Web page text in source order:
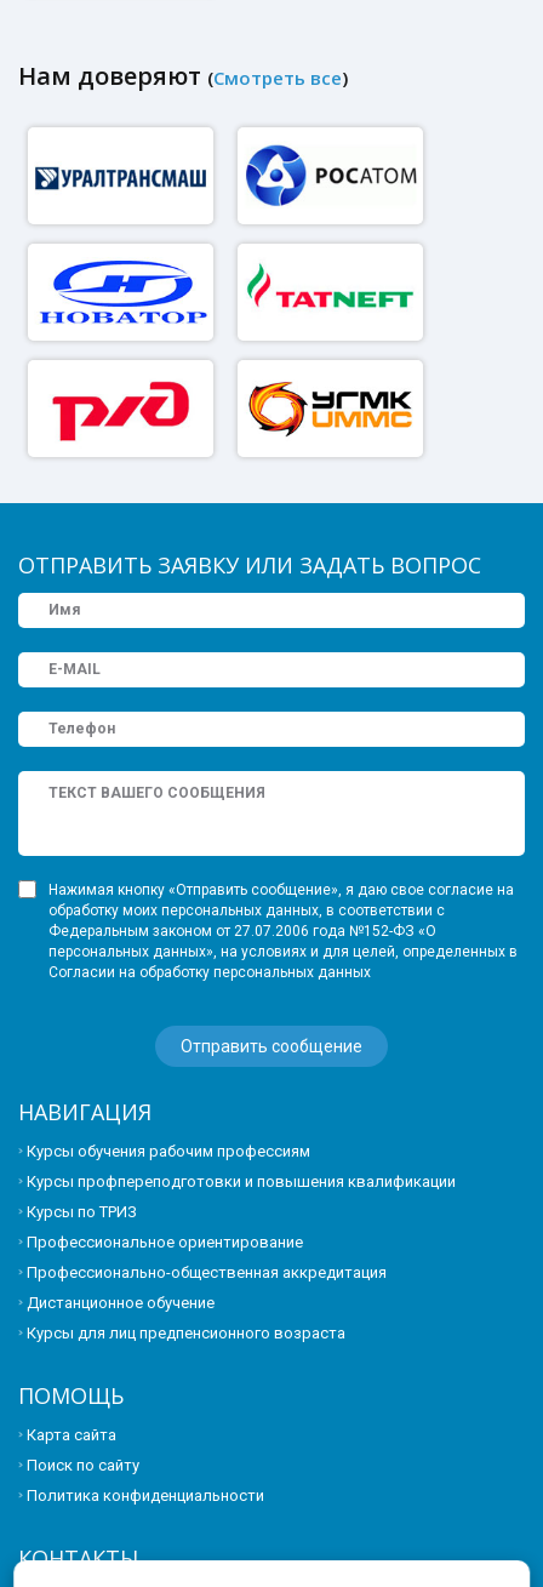
Нам доверяют (Смотреть все)
ОТПРАВИТЬ ЗАЯВКУ ИЛИ ЗАДАТЬ ВОПРОС
Нажимая кнопку «Отправить сообщение», я даю свое согласие на
обработку моих персональных данных, в соответствии с
Федеральным законом от 27.07.2006 года №152-ФЗ «О
персональных данных», на условиях и для целей, определенных в
Согласии на обработку персональных данных
НАВИГАЦИЯ
Курсы обучения рабочим профессиям
Курсы профпереподготовки и повышения квалификации
Курсы по ТРИЗ
Профессиональное ориентирование
Профессионально-общественная аккредитация
Дистанционное обучение
Курсы для лиц предпенсионного возраста
ПОМОЩЬ
Карта сайта
Поиск по сайту
Политика конфиденциальности
КОНТАКТЫ